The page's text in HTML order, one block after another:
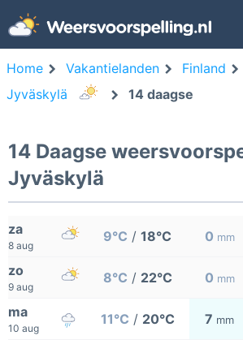
Home Vakantielanden
Finland
Jyväskylä
14 daagse
14 Daagse
Jyväskylä
za
8 aug
9°C / 18°C 0 mm
zo
9 aug
8°C / 22°C 0 mm
ma
10 aug
11°C / 20°C 7 mm